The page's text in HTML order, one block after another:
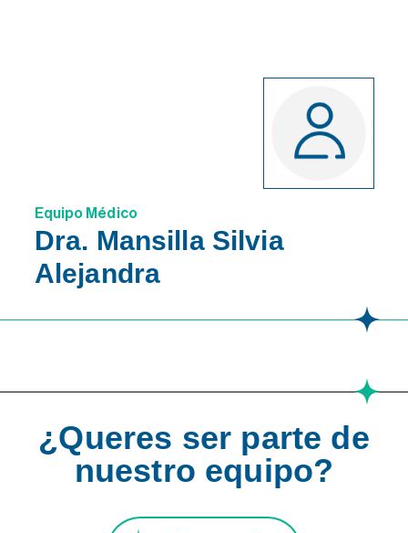
Equipo Médico
Dra. Mansilla Silvia
Alejandra
¿Queres ser parte de
nuestro equipo?